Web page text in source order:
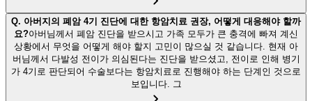
Q. 아버지의 폐암 4기 진단에 대한 항암치료 권장, 어떻게 대응해야 할까
요?아버님께서 폐암 진단을 받으시고 가족 모두가 큰 충격에 빠져 계신
상황에서 무엇을 어떻게 해야 할지 고민이 많으실 것 같습니다. 현재 아
버님께서 다발성 전이가 의심된다는 진단을 받으셨고, 전이로 인해 병기
가 4기로 판단되어 수술보다는 항암치료로 진행해야 하는 단계인 것으로
보입니다. 그